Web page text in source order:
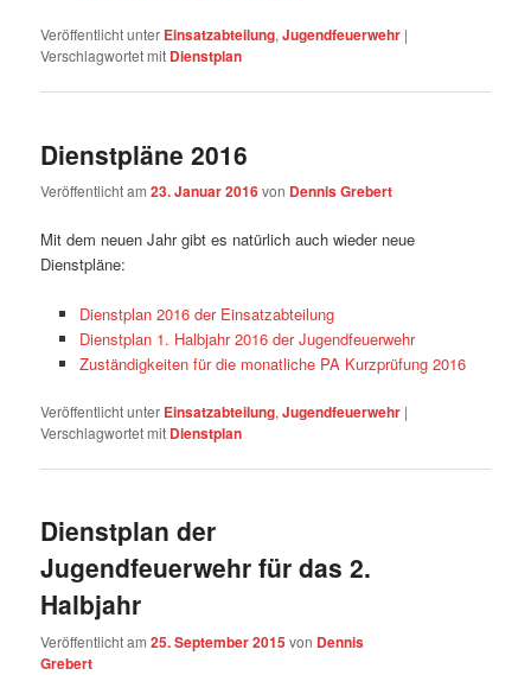
Veröffentlicht unter Einsatzabteilung,Jugendfeuerwehr |
Verschlagwortet mit Dienstplan
Dienstpläne 2016
Veröffentlicht am23. Januar 2016von Dennis Grebert
Mit dem neuen Jahr gibt es natürlich auch wieder neue
Dienstpläne:
Dienstplan 2016 der Einsatzabteilung
Dienstplan 1. Halbjahr 2016 der Jugendfeuerwehr
Zuständigkeiten für die monatliche PA Kurzprüfung 2016
Veröffentlicht unter Einsatzabteilung,Jugendfeuerwehr |
Verschlagwortet mit Dienstplan
Dienstplan der
Jugendfeuerwehr für das 2.
Halbjahr
Veröffentlicht am25. September 2015von Dennis
Grebert